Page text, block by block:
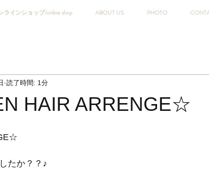
ラインショップ/online shop ABOUT US PHOTO
HAIR ARRENGE☆
読了時間: 1分
たか？？♪